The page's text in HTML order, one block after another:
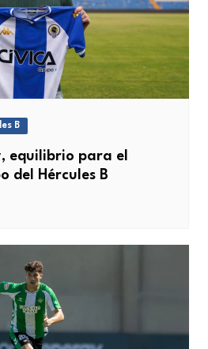
B
equilibrio para el
del Hércules B